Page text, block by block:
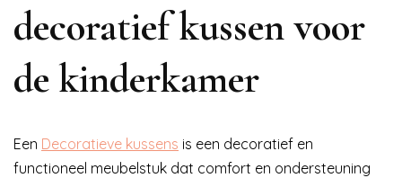
decoratief kussen voor
de kinderkamer
Een Decoratieve kussens is een decoratief en
functioneel meubelstuk dat comfort en ondersteuning